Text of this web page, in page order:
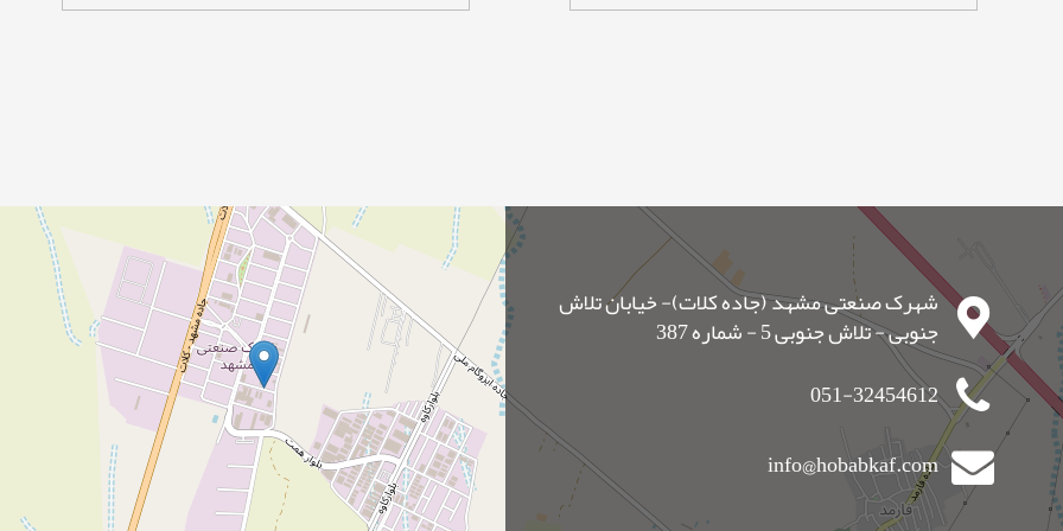
شهرک صنعتی مشهد (جاده کلات)- خیابان تلاش
جنوبی - تلاش جنوبی 5 - شماره 387
051-32454612
info@hobabkaf.com